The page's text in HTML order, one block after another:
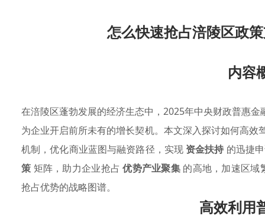
怎么快速抢占涪陵区政
内容
在涪陵区蓬勃发展的经济生态中，2025年中央财政普惠
为企业开启前所未有的增长契机。本文深入探讨如何高
机制，优化商业蓝图与融资路径，实现 资金扶持 的迅捷
策 矩阵，助力企业抢占优势产业聚集 的高地，加速区域
抢占优势的战略图谱。
高效利用